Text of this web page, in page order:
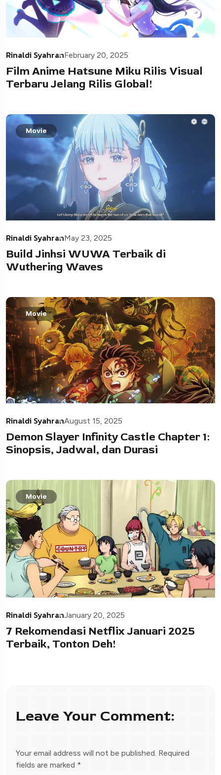
Rinaldi SyahranFebruary 20, 2025
Film Anime Hatsune Miku Rilis Visual
Terbaru Jelang Rilis Global!
Movie
Rinaldi SyahranMay 23, 2025
Build Jinhsi WUWA Terbaik di
Wuthering Waves
Movie
Rinaldi SyahranAugust 15, 2025
Demon Slayer Infinity Castle Chapter 1:
Sinopsis, Jadwal, dan Durasi
Movie
Rinaldi SyahranJanuary 20, 2025
7 Rekomendasi Netflix Januari 2025
Terbaik, Tonton Deh!
Leave Your Comment:
Your email address will not be published. Required
fields are marked *